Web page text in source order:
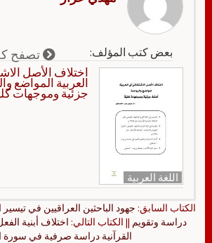
بعض كتب المؤلف: تصفح
اللغة العربية
اختلاف الأصل
العربية المواضع
جزئية وموجهات
الكتاب السابق:
دراسة وتقويم || الكتاب التالي: اختلاف أبنية
القرآنية دراسة صرفية في سورة